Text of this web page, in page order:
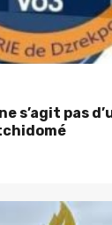
s’agit pas